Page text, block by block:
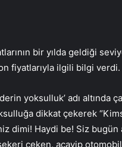
bir yılda geldiği
fiyatlarıyla ilgili bilgi verdi.
yoksulluk’ adı altında
dikkat çekerek
dimi! Haydi be! Siz bugün
çeken, acayip